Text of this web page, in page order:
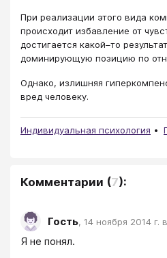
При реализации этого вида
происходит избавление от
достигается какой–то
доминирующую позицию по
Однако, излишняя
вред человеку.
Индивидуальная психология
Комментарии (7):
Гость, 14 ноября 2014 г.
Я не понял.